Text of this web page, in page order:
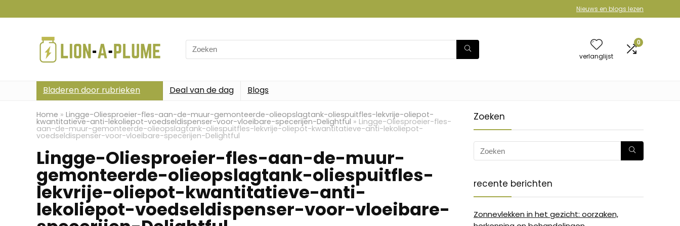
Nieuws en blogs lezen
Search
for:
verlanglijst
0
Bladeren door rubrieken Deal van de dag Blogs
Home » Lingge-Oliesproeier-fles-aan-de-muur-gemonteerde-olieopslagtank-oliespuitfles-lekvrije-oliepot-
kwantitatieve-anti-lekoliepot-voedseldispenser-voor-vloeibare-specerijen-Delightful » Lingge-Oliesproeier-fles-
aan-de-muur-gemonteerde-olieopslagtank-oliespuitfles-lekvrije-oliepot-kwantitatieve-anti-lekoliepot-
voedseldispenser-voor-vloeibare-specerijen-Delightful
Lingge-Oliesproeier-fles-aan-de-muur-
gemonteerde-olieopslagtank-oliespuitfles-
lekvrije-oliepot-kwantitatieve-anti-
lekoliepot-voedseldispenser-voor-vloeibare-
Zoeken
recente berichten
Zonnevlekken in het gezicht: oorzaken,